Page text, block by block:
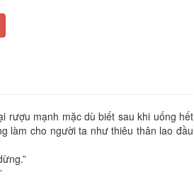
rượu mạnh mặc dù biết sau khi uống hết
làm cho người ta như thiêu thân lao đầu